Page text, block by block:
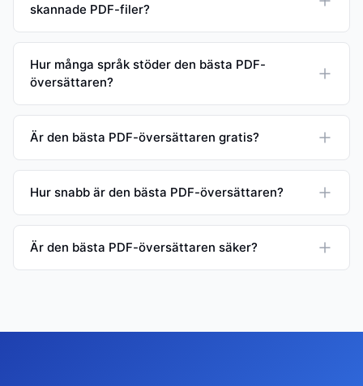
skannade PDF-filer?
Hur många språk stöder den bästa PDF-
översättaren?
Är den bästa PDF-översättaren gratis?
Hur snabb är den bästa PDF-översättaren?
Är den bästa PDF-översättaren säker?